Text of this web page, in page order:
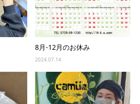
8月-12月のお休み
2024.07.14